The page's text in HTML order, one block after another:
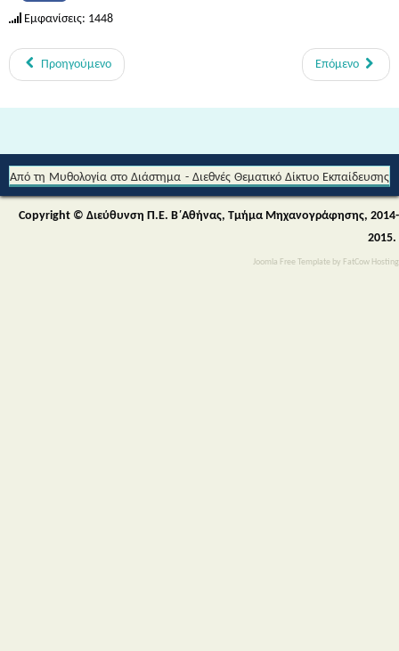
Joomla Free Template by FatCow Hosting
Εμφανίσεις: 1448
Προηγούμενο Επόμενο
για την Αειφορία (Περιβαλλοντικής & Πολιτιστικής Εκπαίδευσης)
Copyright © Διεύθυνση Π.Ε. Β΄Αθήνας, Τμήμα Μηχανογράφησης, 2014-
2015.